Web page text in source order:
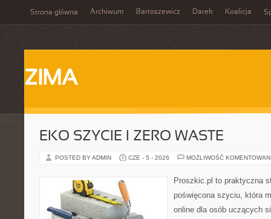
Strona główna Archiwum Bartoszewicz Darek Koalicja
ZIMA
EKO SZYCIE I ZERO WASTE
POSTED BY ADMIN CZE - 5 - 2026 MOŻLIWOŚĆ
Proszkic.pl to praktyczna
poświęcona szyciu, która
online dla osób uczących